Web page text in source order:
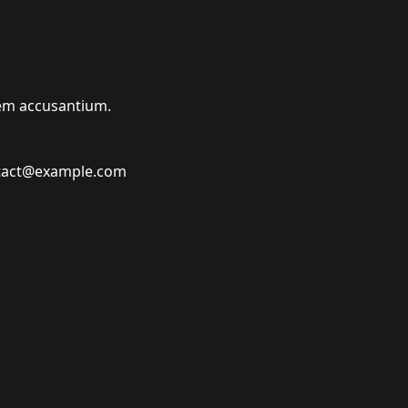
accusantium.